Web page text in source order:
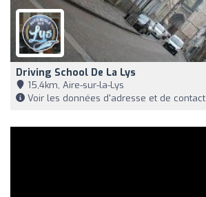
Driving School De La Lys
15,4km, Aire-sur-la-Lys
Voir les données d'adresse et de contact